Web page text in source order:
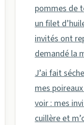
pommes de
un filet
invités ont
demandé la
J’ai fait
mes
voir : mes
cuillère et